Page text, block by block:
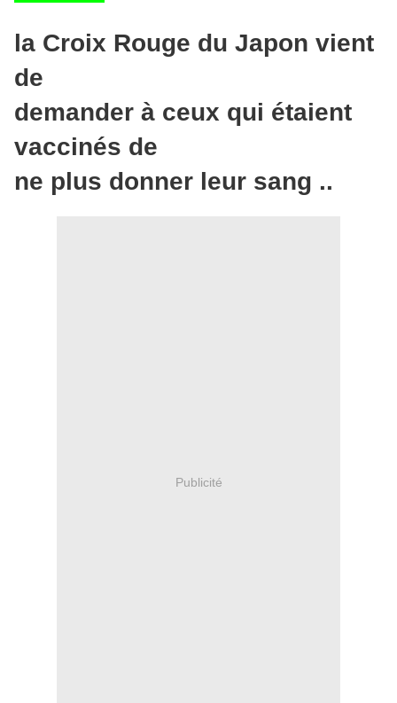
la Croix Rouge du Japon vient
de
demander à ceux qui étaient
vaccinés de
ne plus donner leur sang ..
Publicité